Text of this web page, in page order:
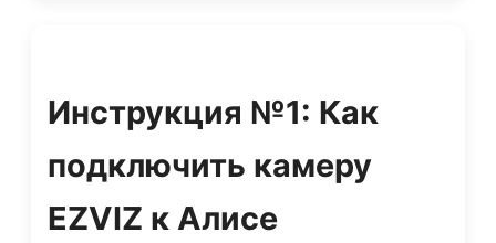
Инструкция №1: Как
подключить камеру
EZVIZ к Алисе